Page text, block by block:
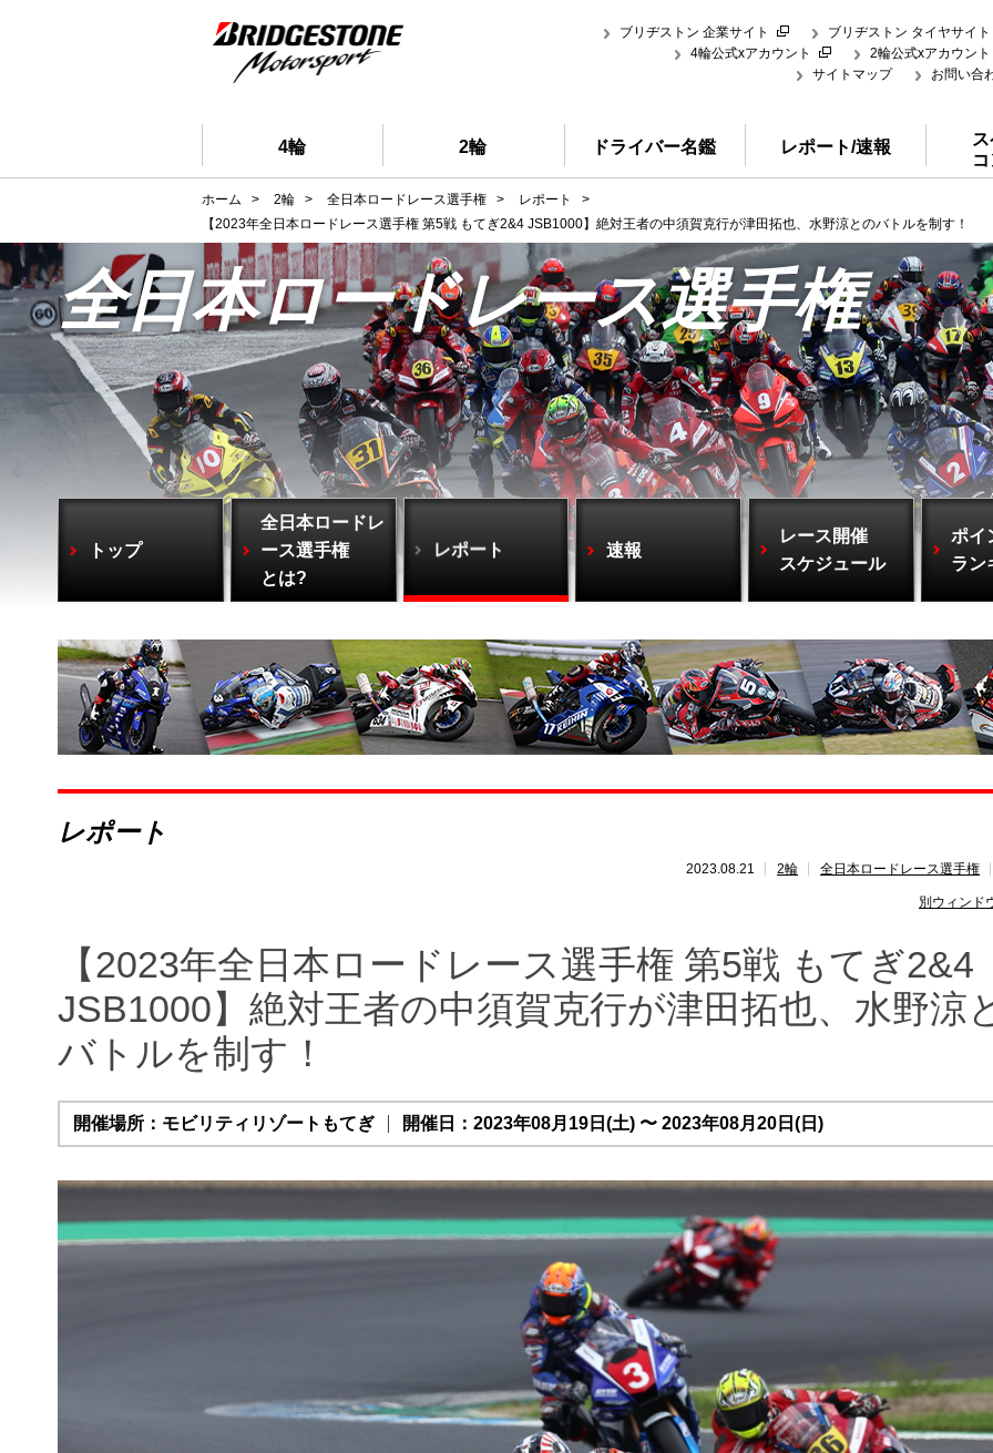
ブリヂストン 企業サイト
ブリヂストン タイヤサイト
4輪公式xアカウント
2輪公式xアカウント
サイトマップ
お問い合
4輪 2輪 ドライバー名鑑 レポート/速報
ホーム > 2輪 > 全日本ロードレース選手権 > レポート
>
【2023年全日本ロードレース選手権 第5戦 もてぎ2&4 JSB1000】絶対王者の中須賀克行が津田拓也、水野涼とのバトルを制す！
全日本ロードレース選手権
トップ
全日本ロードレ
ース選手権
とは?
レポート 速報
レース開催
スケジュール
ポイ
ラン
レポート
2023.08.21 2輪 全日本ロードレース選手権
別ウィンド
【2023年全日本ロードレース選手権 第5戦 もてぎ2&4
JSB1000】絶対王者の中須賀克行が津田拓也、水野涼
バトルを制す！
開催場所：モビリティリゾートもてぎ 開催日：2023年08月19日(土) 〜 2023年08月20日(日)